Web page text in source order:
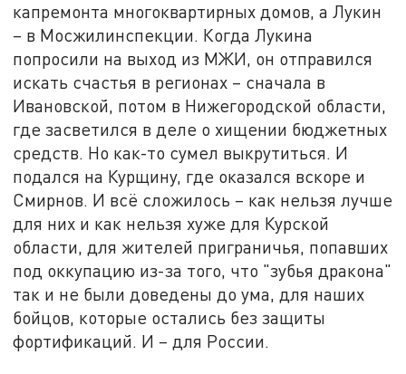
капремонта многоквартирных домов, а Лукин
– в Мосжилинспекции. Когда Лукина
попросили на выход из МЖИ, он отправился
искать счастья в регионах – сначала в
Ивановской, потом в Нижегородской области,
где засветился в деле о хищении бюджетных
средств. Но как-то сумел выкрутиться. И
подался на Курщину, где оказался вскоре и
Смирнов. И всё сложилось – как нельзя лучше
для них и как нельзя хуже для Курской
области, для жителей приграничья, попавших
под оккупацию из-за того, что "зубья дракона"
так и не были доведены до ума, для наших
бойцов, которые остались без защиты
фортификаций. И – для России.